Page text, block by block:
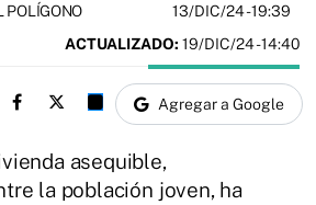
POLÍGONO 13/DIC/24- 19:39
ACTUALIZADO: 19/DIC/24 - 14:40
Agregar a Google
asequible,
la población joven, ha